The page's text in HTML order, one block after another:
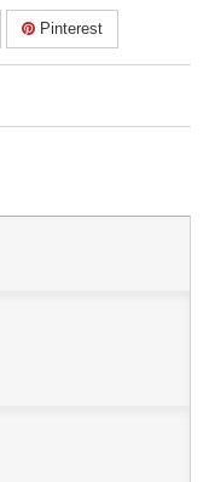
Pinterest